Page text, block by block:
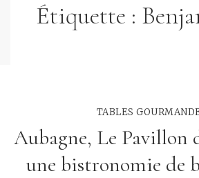
Étiquette :
TABLES
Aubagne, Le Pavillon
une bistronomie de